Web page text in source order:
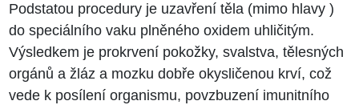
Podstatou procedury je uzavření těla (mimo hlavy )
do speciálního vaku plněného oxidem uhličitým.
Výsledkem je prokrvení pokožky, svalstva, tělesných
orgánů a žláz a mozku dobře okysličenou krví, což
vede k posílení organismu, povzbuzení imunitního